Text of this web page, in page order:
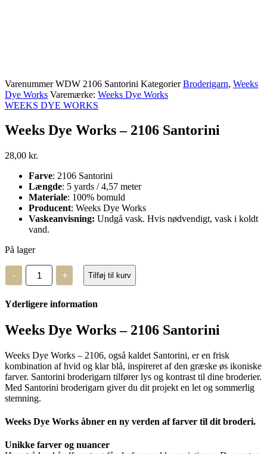
VarenummerWDW 2106 Santorini Kategorier Broderigarn, Weeks
Dye Works Varemærke: Weeks Dye Works
WEEKS DYE WORKS
Weeks Dye Works – 2106 Santorini
28,00 kr.
Farve: 2106 Santorini
Længde: 5 yards / 4,57 meter
Materiale: 100% bomuld
Producent: Weeks Dye Works
Vaskeanvisning: Undgå vask. Hvis nødvendigt, vask i koldt
vand.
På lager
-
Weeks
Dye
Works
2106
antal
+ Tilføj til kurv
Yderligere information
Weeks Dye Works – 2106 Santorini
Weeks Dye Works – 2106, også kaldet Santorini, er en frisk
kombination af hvid og klar blå, inspireret af den græske øs ikoniske
farver. Santorini broderigarn tilfører lys og kontrast til dine broderier.
Med Santorini broderigarn giver du dit projekt en let og sommerlig
stemning.
Weeks Dye Works åbner en ny verden af farver til dit broderi.
Unikke farver og nuancer